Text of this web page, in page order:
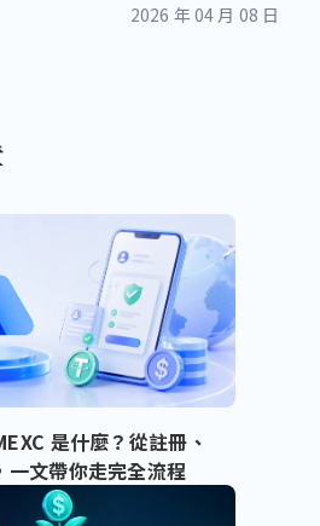
2026 年 04 月 08 日
是什麼？從註冊、
一文帶你走完全流程